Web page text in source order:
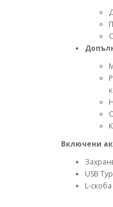
Включени
USB
L-скоба